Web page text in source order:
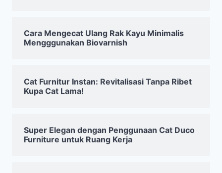
Cara Mengecat Ulang Rak Kayu Minimalis
Mengggunakan Biovarnish
Cat Furnitur Instan: Revitalisasi Tanpa Ribet
Kupa Cat Lama!
Super Elegan dengan Penggunaan Cat Duco
Furniture untuk Ruang Kerja